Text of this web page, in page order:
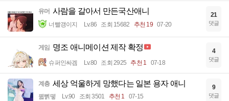
유머 사람을 갈아서 만든국산애니
너빨갱이지 Lv.86 조회 15682 추천 19 07-20
21
댓글
게임 명조 애니메이션 제작 확정
슈퍼인싸겜 Lv.80 조회 2925 추천 1 07-18
4
댓글
계층 세상 억울하게 망했다는 일본 용자 애니
꿻뻵뗗 Lv.90 조회 3501 추천 1 07-15
9
댓글